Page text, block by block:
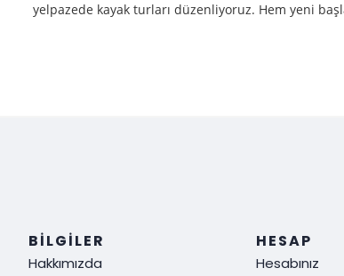
yelpazede kayak turları düzenliyoruz. Hem yeni
Güvenlik: Kayak yaparken güvenliğiniz bizim için
Müşteri Memnuniyeti: Sizin tatmin olmanız bizim
ediyoruz!
BILGILER
Hakkımızda
HESAP
Hesabınız